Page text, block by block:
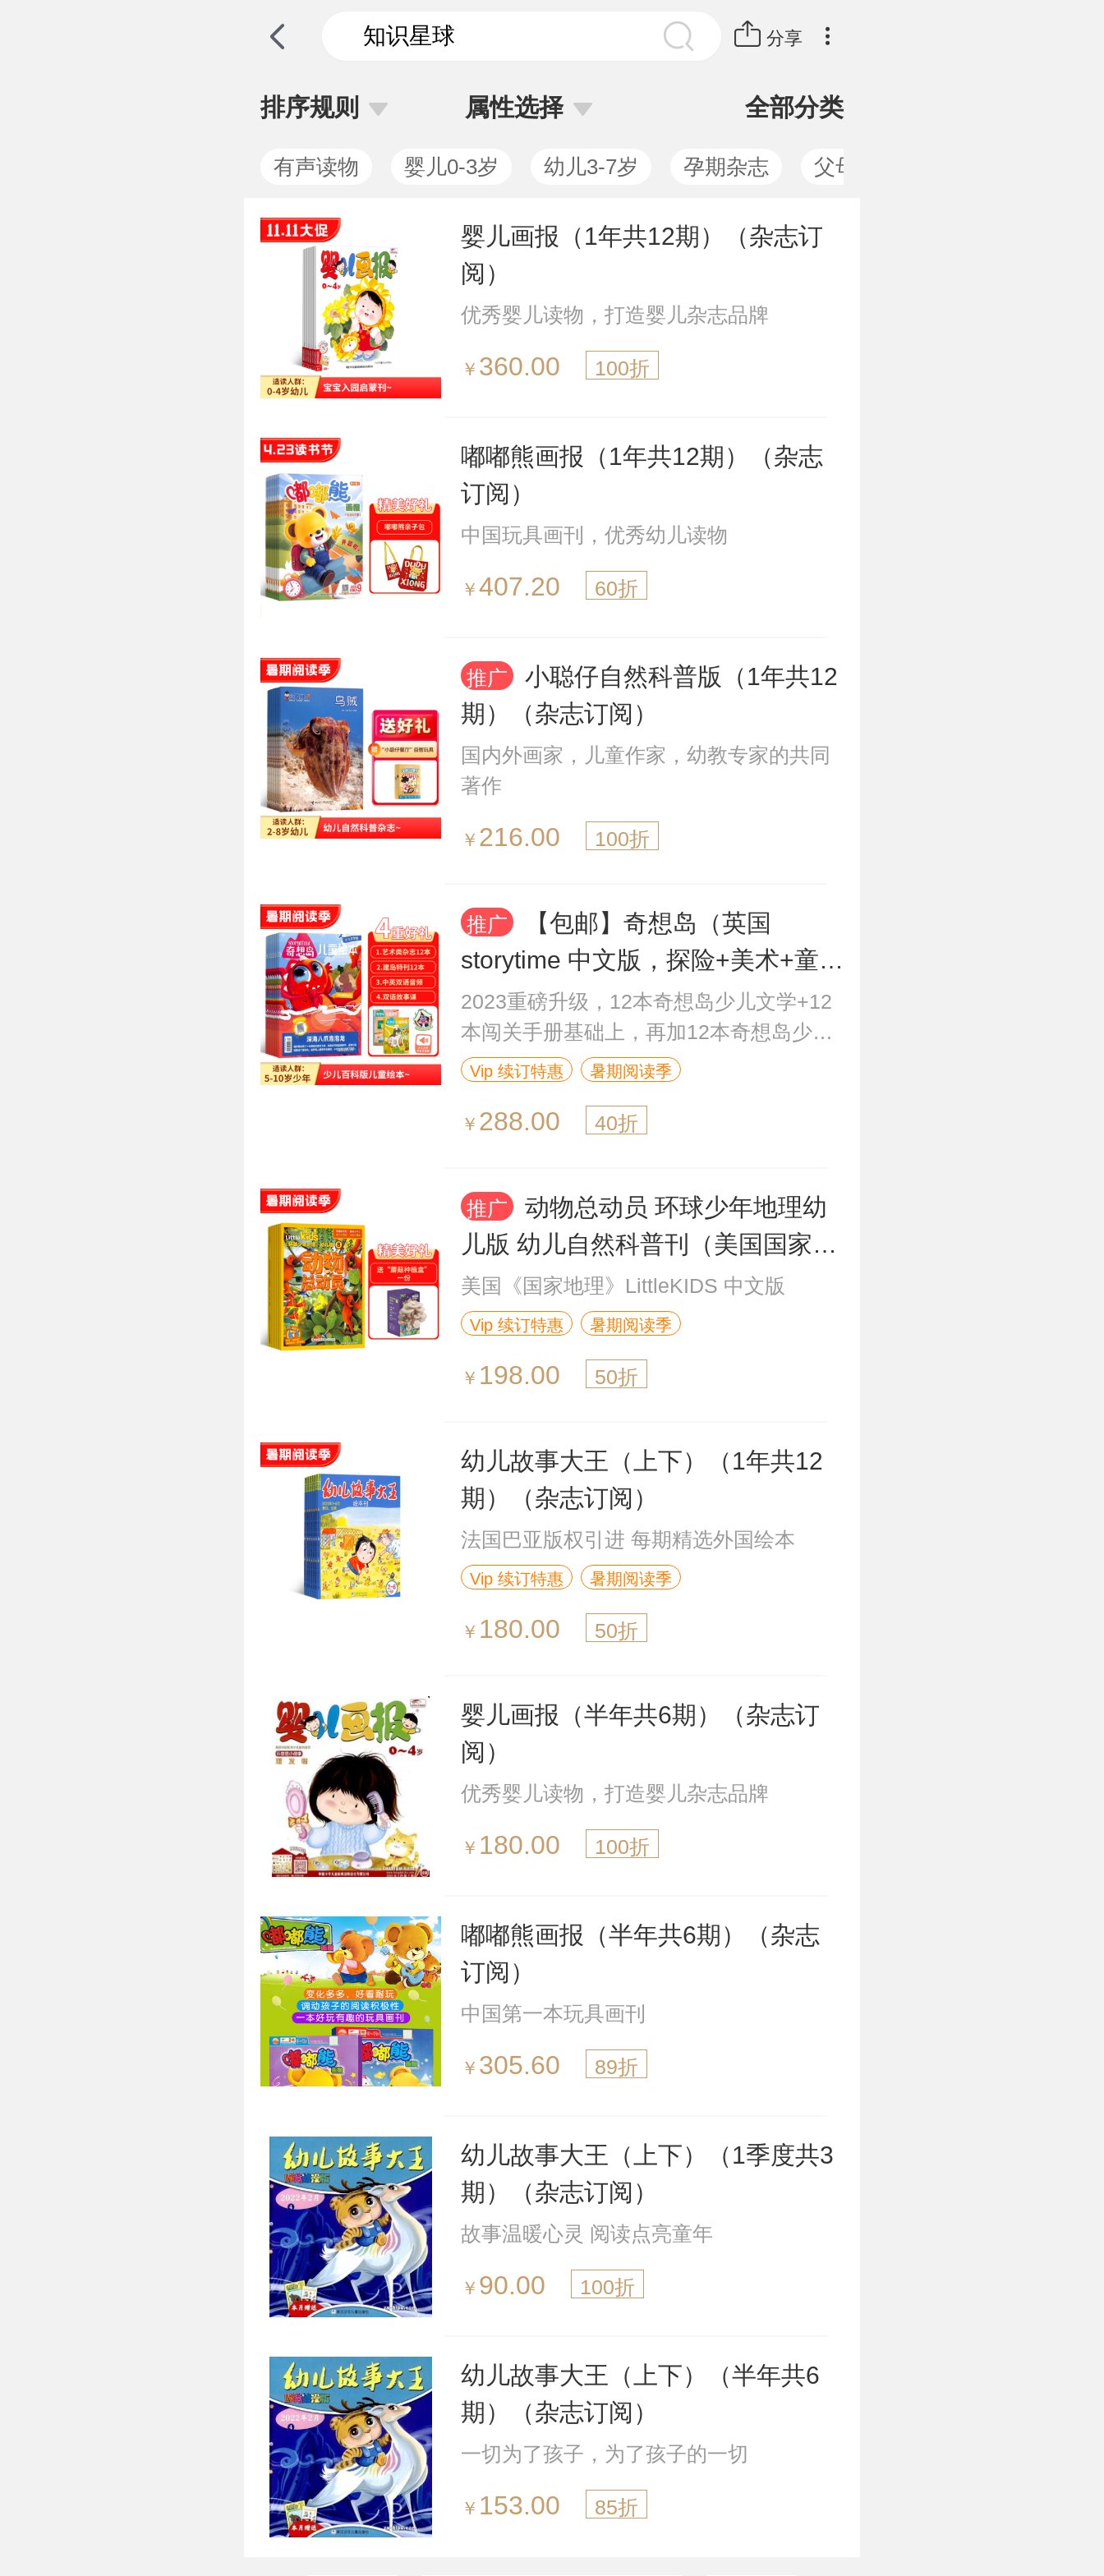
分享
排序规则 属性选择 全部分类
有声读物 婴儿0-3岁 幼儿3-7岁 孕期杂志 父母读物
婴儿画报（1年共12期）（杂志订
阅）
优秀婴儿读物，打造婴儿杂志品牌
￥ 360.00 100折
嘟嘟熊画报（1年共12期）（杂志
订阅）
中国玩具画刊，优秀幼儿读物
￥ 407.20 60折
推广
小聪仔自然科普版（1年共12
期）（杂志订阅）
国内外画家，儿童作家，幼教专家的共同
著作
￥ 216.00 100折
推广
【包邮】奇想岛（英国
storytime 中文版，探险+美术+童话
+自然+创作手册）（1年共12期，
每月5本）+赠送阅读助手
2023重磅升级，12本奇想岛少儿文学+12
本闯关手册基础上，再加12本奇想岛少儿
科普，超值订阅
Vip 续订特惠 暑期阅读季
￥ 288.00 40折
推广
动物总动员 环球少年地理幼
儿版 幼儿自然科普刊（美国国家地
理幼儿版中文版）（1年共12期）
（杂志订阅）
美国《国家地理》LittleKIDS 中文版
Vip 续订特惠 暑期阅读季
￥ 198.00 50折
幼儿故事大王（上下）（1年共12
期）（杂志订阅）
法国巴亚版权引进 每期精选外国绘本
Vip 续订特惠 暑期阅读季
￥ 180.00 50折
婴儿画报（半年共6期）（杂志订
阅）
优秀婴儿读物，打造婴儿杂志品牌
￥ 180.00 100折
嘟嘟熊画报（半年共6期）（杂志
订阅）
中国第一本玩具画刊
￥ 305.60 89折
幼儿故事大王（上下）（1季度共3
期）（杂志订阅）
故事温暖心灵 阅读点亮童年
￥ 90.00 100折
幼儿故事大王（上下）（半年共6
期）（杂志订阅）
一切为了孩子，为了孩子的一切
￥ 153.00 85折